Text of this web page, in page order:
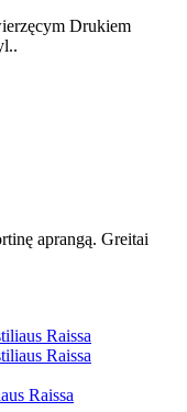
Drukiem
aprangą. Greitai
Raissa